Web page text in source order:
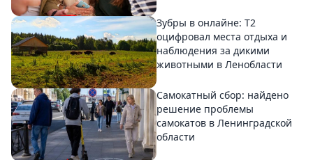
Зубры в онлайне: Т2
оцифровал места отдыха и
наблюдения за дикими
животными в Ленобласти
Самокатный сбор: найдено
решение проблемы
самокатов в Ленинградской
области